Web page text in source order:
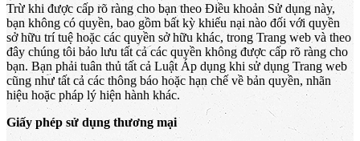
Trừ khi được cấp rõ ràng cho bạn theo Điều khoản Sử dụng này,
bạn không có quyền, bao gồm bất kỳ khiếu nại nào đối với quyền
sở hữu trí tuệ hoặc các quyền sở hữu khác, trong Trang web và theo
đây chúng tôi bảo lưu tất cả các quyền không được cấp rõ ràng cho
bạn. Bạn phải tuân thủ tất cả Luật Áp dụng khi sử dụng Trang web
cũng như tất cả các thông báo hoặc hạn chế về bản quyền, nhãn
hiệu hoặc pháp lý hiện hành khác.
Giấy phép sử dụng thương mại